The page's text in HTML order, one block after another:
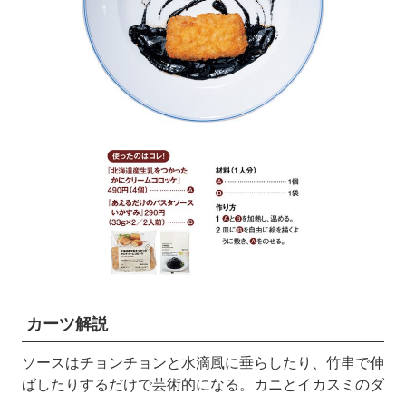
カーツ解説
ソースはチョンチョンと水滴風に垂らしたり、竹串で伸
ばしたりするだけで芸術的になる。カニとイカスミのダ